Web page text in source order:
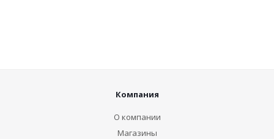
Компания
О компании
Магазины